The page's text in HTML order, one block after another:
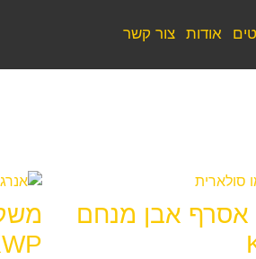
אודות צור קשר
אבן מנחם